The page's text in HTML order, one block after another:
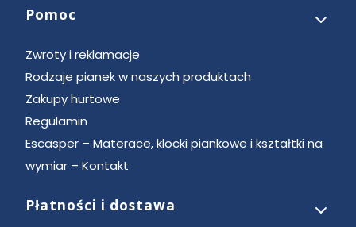
Pomoc
Zwroty i reklamacje
Rodzaje pianek w naszych produktach
Zakupy hurtowe
Regulamin
Escasper – Materace, klocki piankowe i kształtki na
wymiar – Kontakt
Płatności i dostawa